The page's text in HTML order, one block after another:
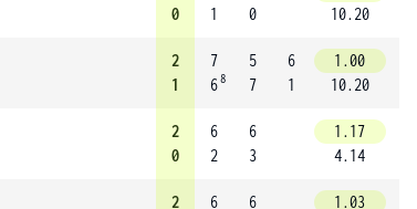
0
1
0
10.20
2
1
7
68
5
7
6
1
1.00
10.20
2
0
6
2
6
3
1.17
4.14
2 6 6 1.03